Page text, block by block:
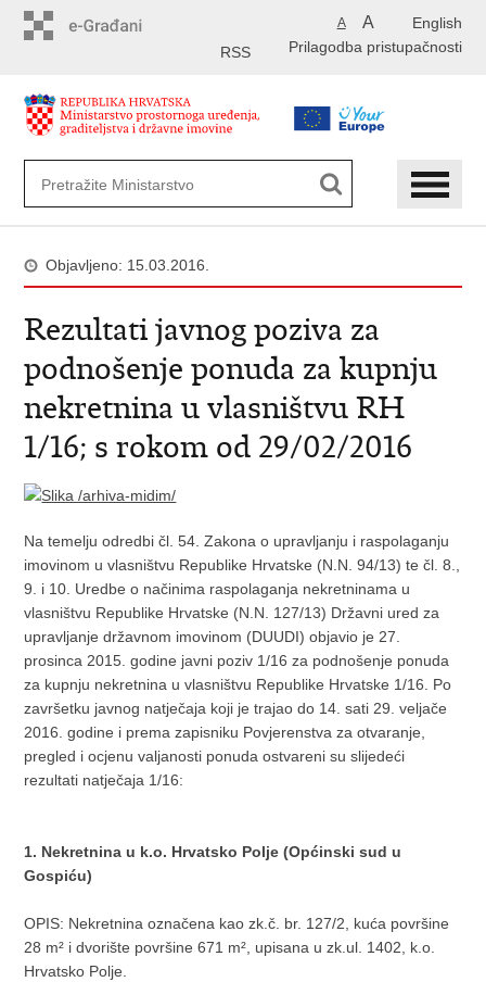
English
A A
Prilagodba pristupačnosti
RSS
Objavljeno: 15.03.2016.
Rezultati javnog poziva za
podnošenje ponuda za kupnju
nekretnina u vlasništvu RH
1/16; s rokom od 29/02/2016
Na temelju odredbi čl. 54. Zakona o upravljanju i raspolaganju
imovinom u vlasništvu Republike Hrvatske (N.N. 94/13) te čl. 8.,
9. i 10. Uredbe o načinima raspolaganja nekretninama u
vlasništvu Republike Hrvatske (N.N. 127/13) Državni ured za
upravljanje državnom imovinom (DUUDI) objavio je 27.
prosinca 2015. godine javni poziv 1/16 za podnošenje ponuda
za kupnju nekretnina u vlasništvu Republike Hrvatske 1/16. Po
završetku javnog natječaja koji je trajao do 14. sati 29. veljače
2016. godine i prema zapisniku Povjerenstva za otvaranje,
pregled i ocjenu valjanosti ponuda ostvareni su slijedeći
rezultati natječaja 1/16:
1. Nekretnina u k.o. Hrvatsko Polje (Općinski sud u
Gospiću)
OPIS: Nekretnina označena kao zk.č. br. 127/2, kuća površine
28 m² i dvorište površine 671 m², upisana u zk.ul. 1402, k.o.
Hrvatsko Polje.